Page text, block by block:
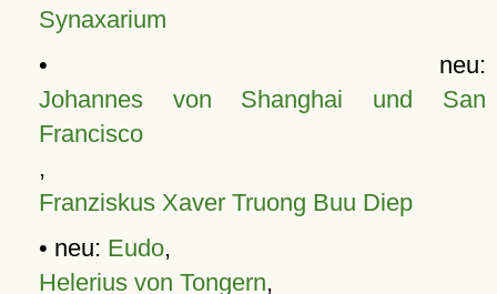
Synaxarium
• neu:
Johannes von Shanghai und San
Francisco
,
Franziskus Xaver Truong Buu Diep
• neu: Eudo,
Helerius von Tongern,